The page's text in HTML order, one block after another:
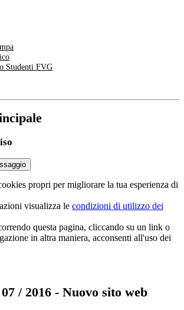
Studenti FVG
propri per migliorare la tua esperienza di
visualizza le condizioni di utilizzo dei
questa pagina, cliccando su un link o
in altra maniera, acconsenti all'uso dei
/ 2016 - Nuovo sito web